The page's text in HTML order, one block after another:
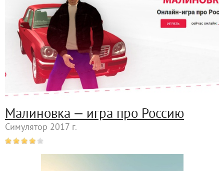
Малиновка — игра про Россию
Симулятор 2017 г.